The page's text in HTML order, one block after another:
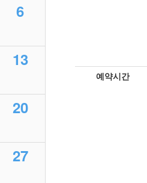
6
13
20
27
예약시간